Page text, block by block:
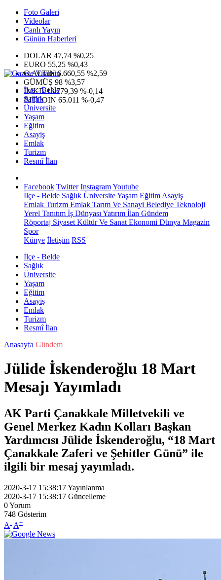
Foto Galeri
Videolar
Canlı Yayın
Günün Haberleri
DOLAR 47,74 %0,25
EURO 55,25 %0,43
G.ALTIN6.660,55 %2,59
GÜMÜŞ 98 %3,57
IMKB13.779,39 %-0,14
BITCOIN 65.011 %-0,47
İlçe - Belde
Sağlık
Üniversite
Yaşam
Eğitim
Asayiş
Emlak
Turizm
Resmî İlan
Facebook Twitter InstagramYoutube
İlçe - Belde Sağlık ÜniversiteYaşam Eğitim Asayiş
Emlak Turizm Emlak Tarım Ve Sanayi Belediye Teknoloji
Yerel Tanıtım İş Dünyası Yatırım İlan Gündem
Röportaj Siyaset Kültür Ve Sanat Ekonomi Dünya Magazin
Spor
Künye İletişim RSS
İlçe - Belde
Sağlık
Üniversite
Yaşam
Eğitim
Asayiş
Emlak
Turizm
Resmî İlan
Anasayfa Gündem
Jülide İskenderoğlu 18 Mart
Mesajı Yayımladı
AK Parti Çanakkale Milletvekili ve
Genel Merkez Kadın Kolları Başkan
Yardımcısı Jülide İskenderoğlu, “18 Mart
Çanakkale Zaferi ve Şehitler Günü” ile
ilgili bir mesaj yayımladı.
2020-3-17 15:38:17Yayınlanma
2020-3-17 15:38:17 Güncelleme
0Yorum
748 Gösterim
A- A+